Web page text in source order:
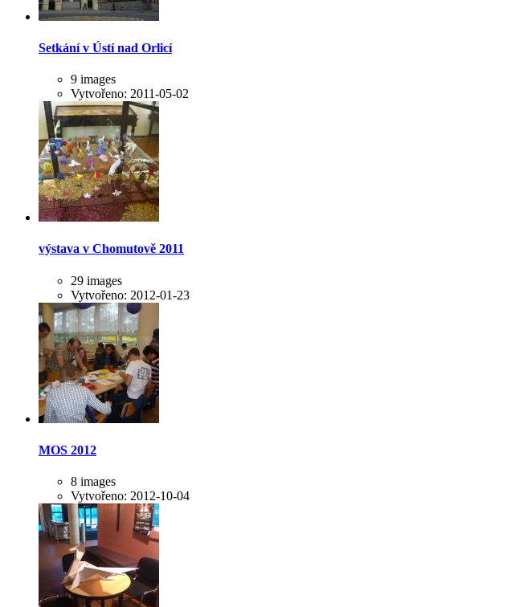
Setkání v Ústí nad Orlicí
9 images
Vytvořeno: 2011-05-02
výstava v Chomutově 2011
29 images
Vytvořeno: 2012-01-23
MOS 2012
8 images
Vytvořeno: 2012-10-04